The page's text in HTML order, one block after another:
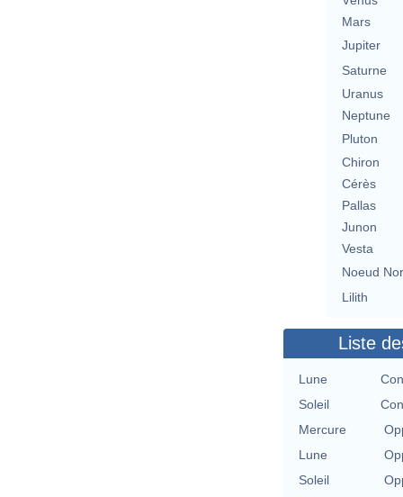
Mars
Jupiter
Saturne
Uranus
Neptune
Pluton
Chiron
Cérès
Pallas
Junon
Vesta
Noeud
Lilith
Liste
Lune
Soleil
Mercure
Lune
Soleil